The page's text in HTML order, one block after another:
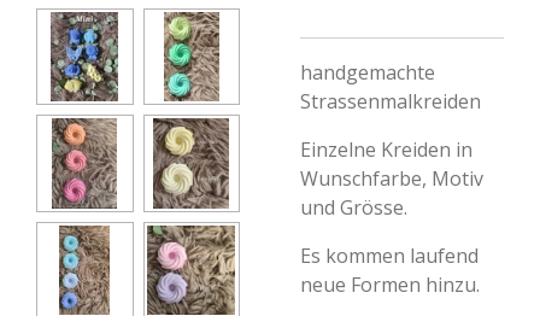
handgemachte
Strassenmalkreiden
Einzelne Kreiden in
Wunschfarbe, Motiv
und Grösse.
Es kommen laufend
neue Formen hinzu.